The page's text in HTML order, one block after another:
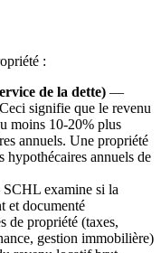
:
de la dette) —
signifie que le revenu
moins 10-20% plus
annuels. Une propriété
hypothécaires annuels de
examine si la
et documenté
de propriété (taxes,
gestion immobilière)